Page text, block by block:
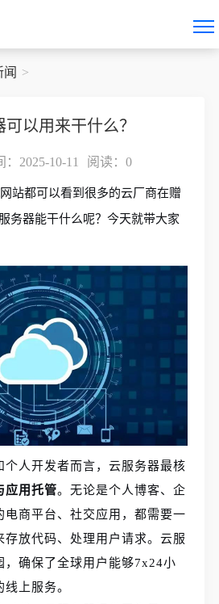
可以用来干什么？
：2025-10-11 阅读： 0
站都可以看到很多的云厂商在赠
务器能干什么呢？今天就带大家
个人开发者而言，云服务器最核
应用托管。无论是个人博客、企
电商平台、社交应用，都需要一
存放代码、处理用户请求。云服
，确保了全球用户能够7x24小
上服务。